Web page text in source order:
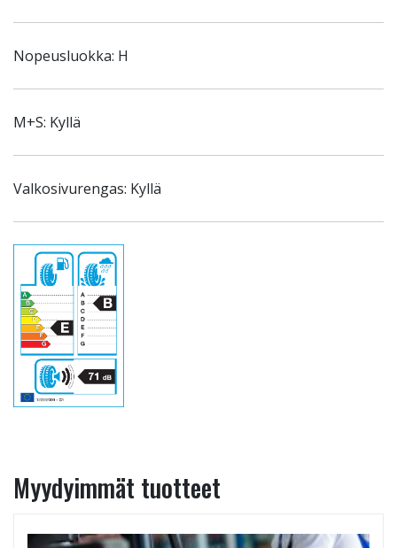
Nopeusluokka: H
M+S: Kyllä
Valkosivurengas: Kyllä
Myydyimmät tuotteet